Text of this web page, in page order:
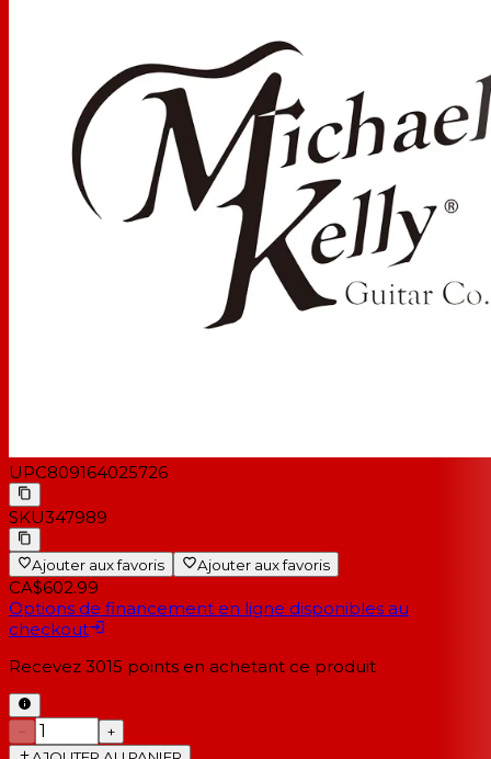
UPC809164025726
SKU347989
Ajouter aux favoris Ajouter aux favoris
CA$602.99
Options de financement en ligne disponibles au
checkout
Recevez 3015 points en achetant ce produit
−
+